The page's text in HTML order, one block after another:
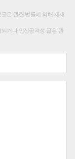
은 관련 법률에 의해 제재
거나 인신공격성 글은 관